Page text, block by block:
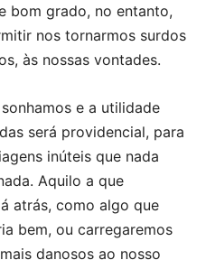
bom grado, no entanto,
nos tornarmos surdos
às nossas vontades.
e a utilidade
será providencial, para
inúteis que nada
Aquilo a que
atrás, como algo que
bem, ou carregaremos
danosos ao nosso